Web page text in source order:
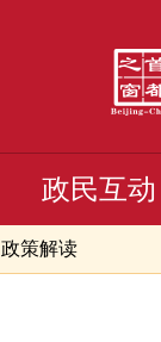
政策解读
政民互动